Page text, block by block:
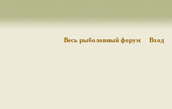
Весь рыболовный форум Вход